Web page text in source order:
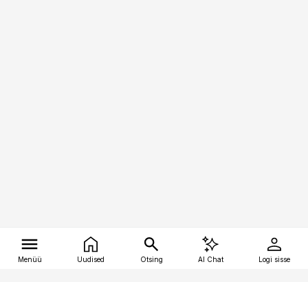
Menüü Uudised Otsing AI Chat Logi sisse